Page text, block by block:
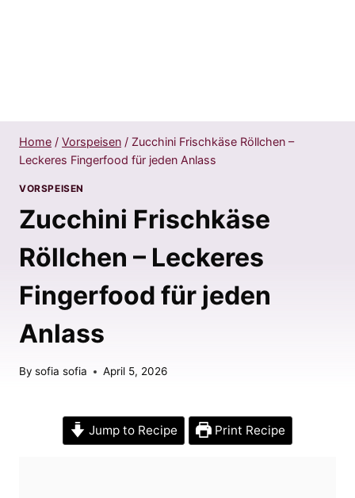
Home / Vorspeisen / Zucchini Frischkäse Röllchen –
Leckeres Fingerfood für jeden Anlass
VORSPEISEN
Zucchini Frischkäse
Röllchen – Leckeres
Fingerfood für jeden
Anlass
By sofia sofia April 5, 2026
Jump to Recipe Print Recipe